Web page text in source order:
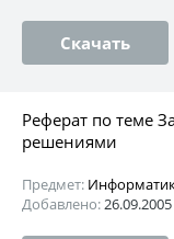
Скачать
Реферат по теме
решениями
Предмет:
Добавлено:26.09.2005